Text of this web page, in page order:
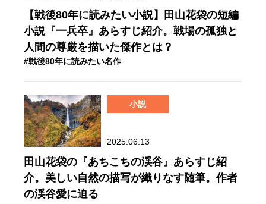
【戦後80年に読みたい小説】田山花袋の短編
小説『一兵卒』あらすじ紹介。戦場の孤独と
人間の尊厳を描いた傑作とは？
#戦後80年に読みたい名作
小説
2025.06.13
田山花袋の『あちこちの渓谷』あらすじ紹
介。美しい自然の描写が織りなす随筆。作者
の渓谷愛に迫る